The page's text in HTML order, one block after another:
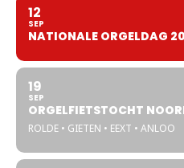
12
SEP
NATIONALE ORGELDAG
19
SEP
ORGELFIETSTOCHT
ROLDE • GIETEN • EEXT • ANLOO